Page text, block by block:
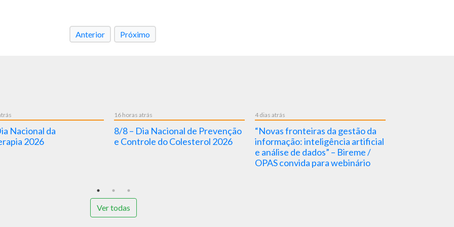
Anterior Próximo
5/8 – Dia Nacional da Saúde 2026
/ Nascimento de Oswaldo Cruz
Projeto Pode Falar chega ao
Meu SUS Digital e amplia acesso
de jovens ao cuidado em saúde
Nova Dica em Saúde publicada
pela BVSMS fala sobre a
importância das vitaminas
saúde
Ver todas